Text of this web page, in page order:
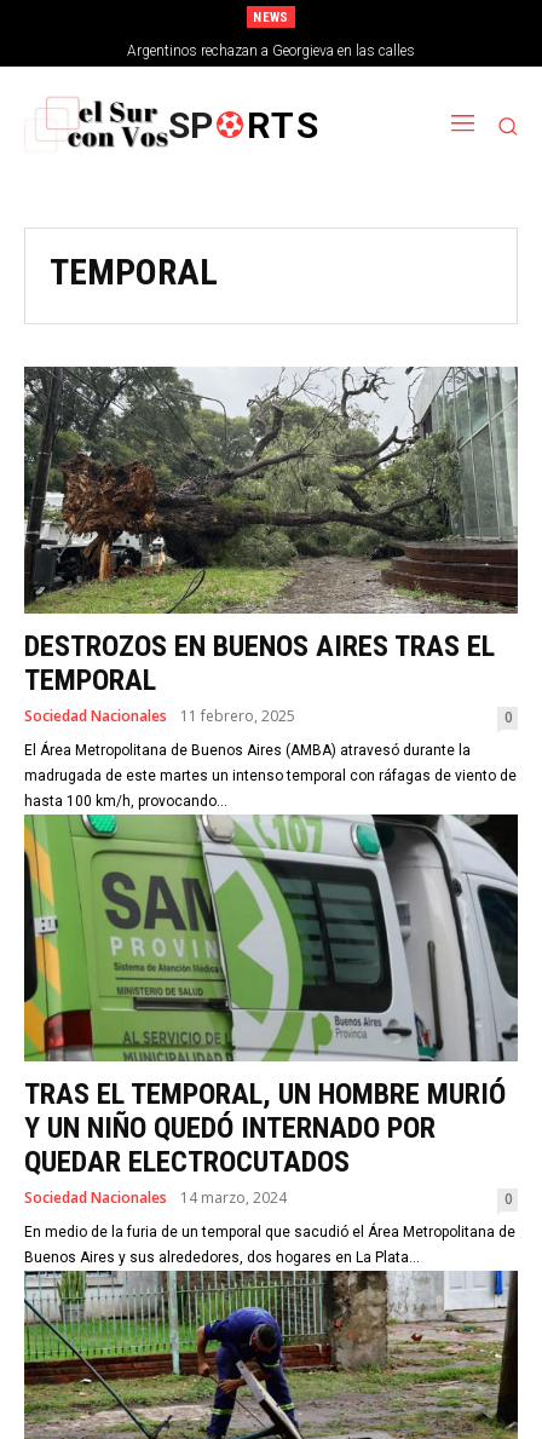
NEWS
Argentinos rechazan a Georgieva en las calles
SP RTS
TEMPORAL
DESTROZOS EN BUENOS AIRES TRAS EL
TEMPORAL
Sociedad Nacionales 11 febrero, 2025 0
El Área Metropolitana de Buenos Aires (AMBA) atravesó durante la
madrugada de este martes un intenso temporal con ráfagas de viento de
hasta 100 km/h, provocando...
TRAS EL TEMPORAL, UN HOMBRE MURIÓ
Y UN NIÑO QUEDÓ INTERNADO POR
QUEDAR ELECTROCUTADOS
Sociedad Nacionales 14 marzo, 2024 0
En medio de la furia de un temporal que sacudió el Área Metropolitana de
Buenos Aires y sus alrededores, dos hogares en La Plata...